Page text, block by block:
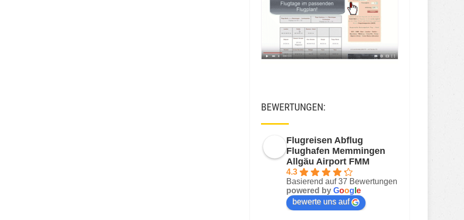
BEWERTUNGEN:
Flugreisen Abflug
Flughafen Memmingen
Allgäu Airport FMM
4.3
Basierend auf 37 Bewertungen
powered by Goog e
bewerte uns auf